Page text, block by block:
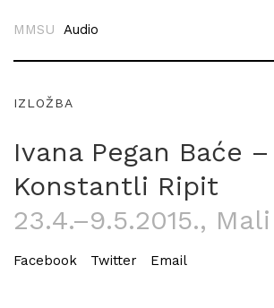
MMSU Audio
IZLOŽBA
Ivana Pegan Baće –
Konstantli Ripit
23.4.–9.5.2015.,
Facebook Twitter Email